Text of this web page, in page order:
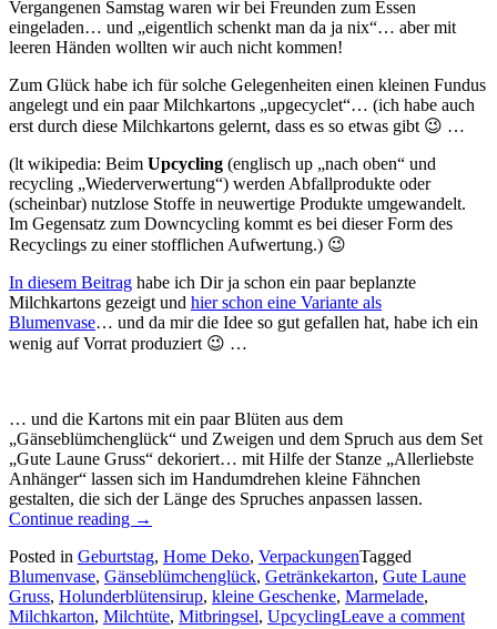
Vergangenen Samstag waren wir bei Freunden zum Essen
eingeladen… und „eigentlich schenkt man da ja nix“… aber mit
leeren Händen wollten wir auch nicht kommen!
Zum Glück habe ich für solche Gelegenheiten einen kleinen Fundus
angelegt und ein paar Milchkartons „upgecyclet“… (ich habe auch
erst durch diese Milchkartons gelernt, dass es so etwas gibt 😉 …
(lt wikipedia: Beim Upcycling (englisch up „nach oben“ und
recycling „Wiederverwertung“) werden Abfallprodukte oder
(scheinbar) nutzlose Stoffe in neuwertige Produkte umgewandelt.
Im Gegensatz zum Downcycling kommt es bei dieser Form des
Recyclings zu einer stofflichen Aufwertung.) 😉
In diesem Beitrag habe ich Dir ja schon ein paar beplanzte
Milchkartons gezeigt und hier schon eine Variante als
Blumenvase… und da mir die Idee so gut gefallen hat, habe ich ein
wenig auf Vorrat produziert 😉 …
… und die Kartons mit ein paar Blüten aus dem
„Gänseblümchenglück“ und Zweigen und dem Spruch aus dem Set
„Gute Laune Gruss“ dekoriert… mit Hilfe der Stanze „Allerliebste
Anhänger“ lassen sich im Handumdrehen kleine Fähnchen
gestalten, die sich der Länge des Spruches anpassen lassen.
Continue reading „Blumenvase
gemacht:
ein
kleines
Mitbringsel
→
Posted in Geburtstag, Home Deko, VerpackungenTagged
Blumenvase, Gänseblümchenglück, Getränkekarton, Gute Laune
Gruss, Holunderblütensirup, kleine Geschenke, Marmelade,
Milchkarton, Milchtüte, Mitbringsel, UpcyclingLeave a comment